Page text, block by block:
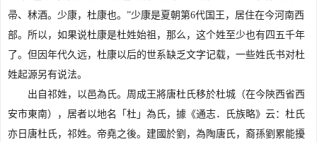
帚、秫酒。少康，杜康也。”少康是夏朝第6代国王，居住在今河南西
部。所以，如果说杜康是杜姓始祖，那么，这个姓至少也有四五千年
了。但因年代久远，杜康以后的世系缺乏文字记载，一些姓氏书对杜
姓起源另有说法。
出自祁姓，以邑為氏。周成王將唐杜氏移於杜城（在今陝西省西
安市東南），居者以地名「杜」為氏，據《通志．氏族略》云：杜氏
亦日唐杜氏，祁姓。帝堯之後。建國於劉，為陶唐氏，裔孫劉累能擾